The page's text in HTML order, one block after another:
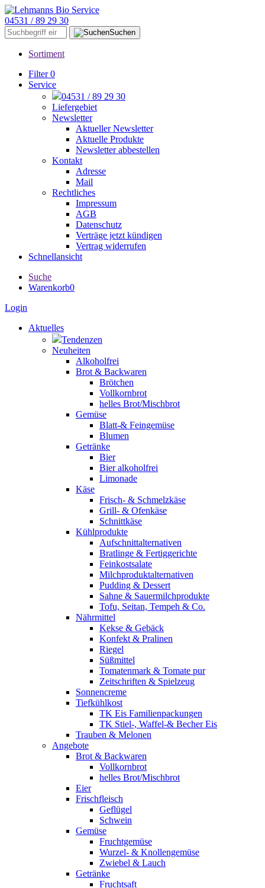
04531 / 89 29 30
Suchen
Sortiment
Filter 0
Service
04531 / 89 29 30
Liefergebiet
Newsletter
Aktueller Newsletter
Aktuelle Produkte
Newsletter abbestellen
Kontakt
Adresse
Mail
Rechtliches
Impressum
AGB
Datenschutz
Verträge jetzt kündigen
Vertrag widerrufen
Schnellansicht
Suche
Warenkorb0
Login
Aktuelles
Tendenzen
Neuheiten
Alkoholfrei
Brot & Backwaren
Brötchen
Vollkornbrot
helles Brot/Mischbrot
Gemüse
Blatt-& Feingemüse
Blumen
Getränke
Bier
Bier alkoholfrei
Limonade
Käse
Frisch- & Schmelzkäse
Grill- & Ofenkäse
Schnittkäse
Kühlprodukte
Aufschnittalternativen
Bratlinge & Fertiggerichte
Feinkostsalate
Milchproduktalternativen
Pudding & Dessert
Sahne & Sauermilchprodukte
Tofu, Seitan, Tempeh & Co.
Nährmittel
Kekse & Gebäck
Konfekt & Pralinen
Riegel
Süßmittel
Tomatenmark & Tomate pur
Zeitschriften & Spielzeug
Sonnencreme
Tiefkühlkost
TK Eis Familienpackungen
TK Stiel-, Waffel-& Becher Eis
Trauben & Melonen
Angebote
Brot & Backwaren
Vollkornbrot
helles Brot/Mischbrot
Eier
Frischfleisch
Geflügel
Schwein
Gemüse
Fruchtgemüse
Wurzel- & Knollengemüse
Zwiebel & Lauch
Getränke
Fruchtsaft